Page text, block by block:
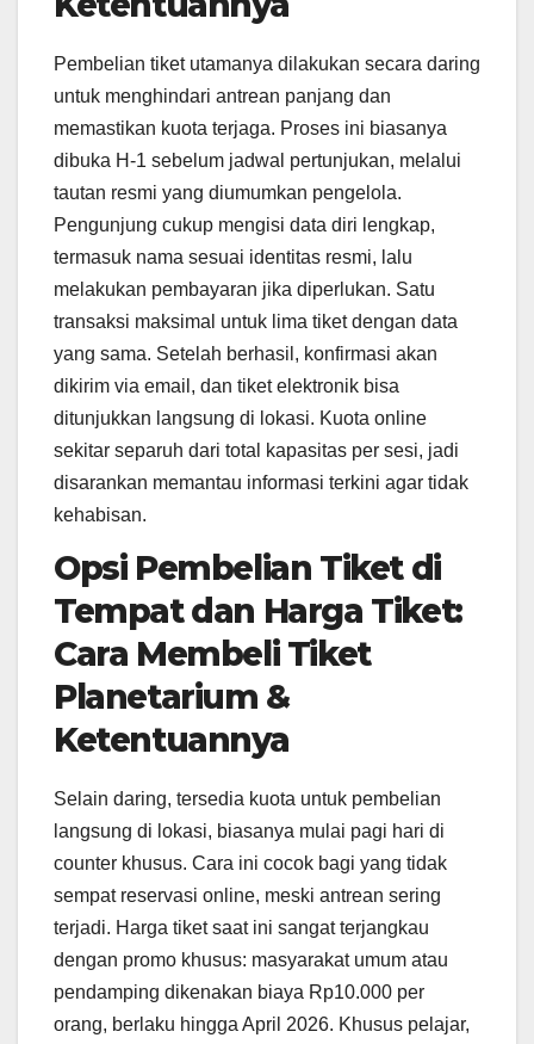
Pembelian tiket utamanya dilakukan secara daring
untuk menghindari antrean panjang dan
memastikan kuota terjaga. Proses ini biasanya
dibuka H-1 sebelum jadwal pertunjukan, melalui
tautan resmi yang diumumkan pengelola.
Pengunjung cukup mengisi data diri lengkap,
termasuk nama sesuai identitas resmi, lalu
melakukan pembayaran jika diperlukan. Satu
transaksi maksimal untuk lima tiket dengan data
yang sama. Setelah berhasil, konfirmasi akan
dikirim via email, dan tiket elektronik bisa
ditunjukkan langsung di lokasi. Kuota online
sekitar separuh dari total kapasitas per sesi, jadi
disarankan memantau informasi terkini agar tidak
kehabisan.
Opsi Pembelian Tiket di
Tempat dan Harga Tiket:
Cara Membeli Tiket
Planetarium &
Ketentuannya
Selain daring, tersedia kuota untuk pembelian
langsung di lokasi, biasanya mulai pagi hari di
counter khusus. Cara ini cocok bagi yang tidak
sempat reservasi online, meski antrean sering
terjadi. Harga tiket saat ini sangat terjangkau
dengan promo khusus: masyarakat umum atau
pendamping dikenakan biaya Rp10.000 per
orang, berlaku hingga April 2026. Khusus pelajar,